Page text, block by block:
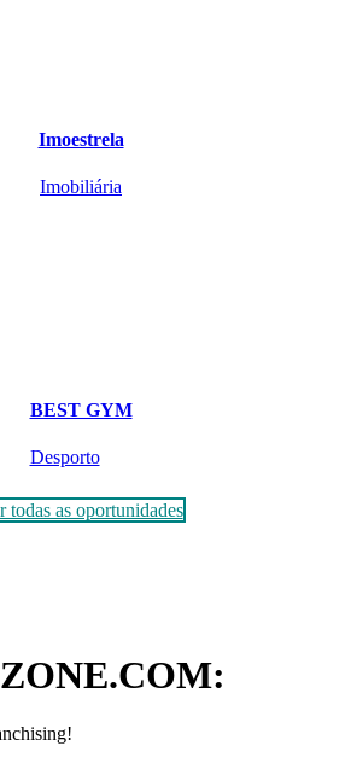
Imoestrela
Imobiliária
BEST GYM
Desporto
todas as oportunidades